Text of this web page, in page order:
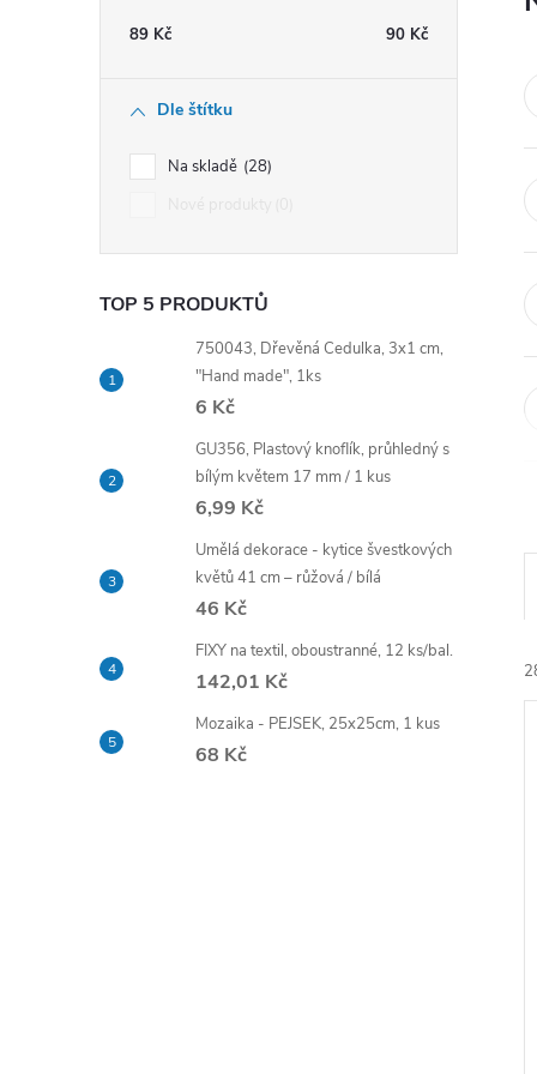
n
í
p
n
e
89 Kč 90 Kč
Dle štítku
Na skladě 28
TOP 5 PRODUKTŮ
750043, Dřevěná Cedulka, 3x1 cm,
"Hand made", 1ks
6 Kč
GU356, Plastový knoflík, průhledný s
bílým květem 17 mm / 1 kus
6,99 Kč
Umělá dekorace - kytice švestkových
květů 41 cm – růžová / bílá
46 Kč
FIXY na textil, oboustranné, 12 ks/bal.
142,01 Kč
Mozaika - PEJSEK, 25x25cm, 1 kus
68 Kč
a